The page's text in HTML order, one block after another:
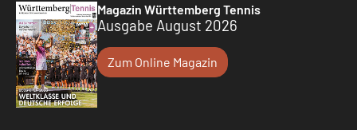
Magazin Württemberg Tennis
Ausgabe August 2026
Zum Online Magazin